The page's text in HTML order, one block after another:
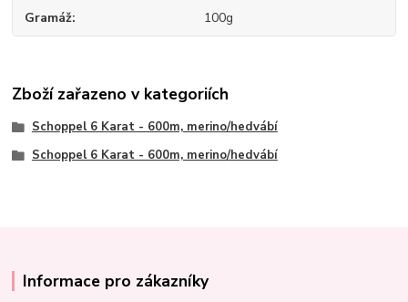
Gramáž 100g
Zboží zařazeno v kategoriích
Schoppel 6 Karat - 600m, merino/hedvábí
Schoppel 6 Karat - 600m, merino/hedvábí
Informace pro zákazníky